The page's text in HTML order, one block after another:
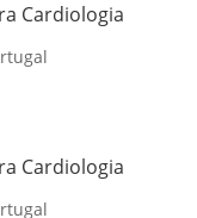
Cardiologia
Cardiologia